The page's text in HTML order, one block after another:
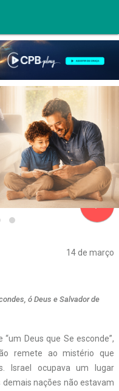
14 de março
ó Deus e Salvador de
Deus que Se esconde”,
remete ao mistério que
Israel ocupava um lugar
demais nações não estavam
navigate_next